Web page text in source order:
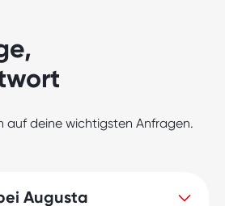
auf deine wichtigsten Anfragen.
Augusta